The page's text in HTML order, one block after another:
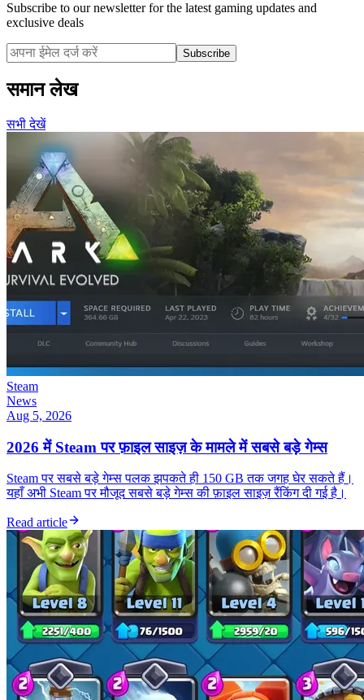
Subscribe to our newsletter for the latest gaming updates and
exclusive deals
Subscribe
समान लेख
सभी देखें
Steam
News
Aug 5, 2026
2026 में Steam पर फ़ाइल साइज़ के मामले में सबसे बड़े गेम्स
Steam पर सबसे बड़े गेम्स पलक झपकते ही 150 GB तक जगह घेर सकते हैं।
यहाँ अभी Steam पर मौजूद सबसे बड़े गेम्स की फ़ाइल साइज़ रैंकिंग दी गई है।
Read article